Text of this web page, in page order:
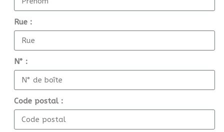
Rue :
N° :
Code postal :